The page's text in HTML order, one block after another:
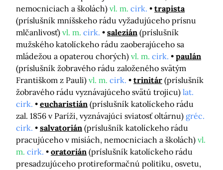
nemocniciach a školách) vl. m. cirk.
trapista
(príslušník mníšskeho rádu vyžadujúceho prísnu
mlčanlivosť) vl. m. cirk. salezián (príslušník
mužského katolíckeho rádu zaoberajúceho sa
mládežou a opaterou chorých) vl. m. cirk.
paulán
(príslušník žobravého rádu založeného svätým
Františkom z Pauli) vl. m. cirk. trinitár (príslušník
žobravého rádu vyznávajúceho svätú trojicu) lat.
cirk.
eucharistián (príslušník katolíckeho rádu
zal. 1856 v Paríži, vyznávajúci sviatosť oltárnu) gréc.
cirk.
salvatorián (príslušník katolíckeho rádu
pracujúceho v misiách, nemocniciach a školách) vl.
m. cirk. oratorián (príslušník katolíckeho rádu
presadzujúceho protireformačnú politiku, osvetu,